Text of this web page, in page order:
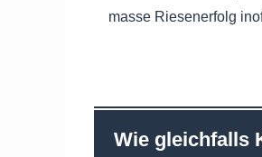
masse Riesenerfolg
Wie gleichfalls